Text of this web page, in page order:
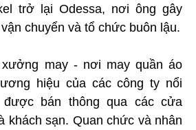
trở lại Odessa, nơi ông gây
chuyển và tổ chức buôn lậu.
may - nơi may quần áo
hiệu của các công ty nổi
được bán thông qua các cửa
khách sạn. Quan chức và nhân